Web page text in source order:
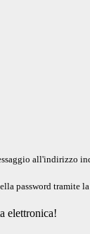
all'indirizzo
password tramite la
elettronica!